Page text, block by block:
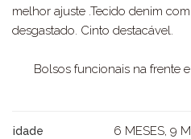
melhor ajuste .Tecido denim
desgastado. Cinto destacável.
Bolsos funcionais na frente
idade 6 MESES, 9